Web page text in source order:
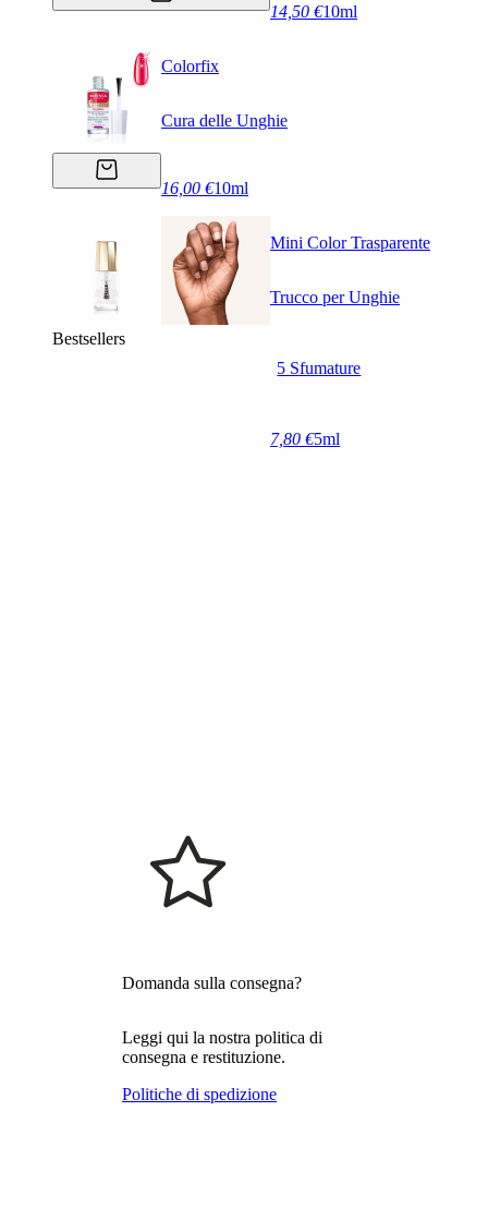
14,50 €10ml
Colorfix
Cura delle Unghie
16,00 €10ml
Bestsellers
Mini Color Trasparente
Trucco per Unghie
5 Sfumature
7,80 €5ml
Domanda sulla consegna?
Leggi qui la nostra politica di
consegna e restituzione.
Politiche di spedizione